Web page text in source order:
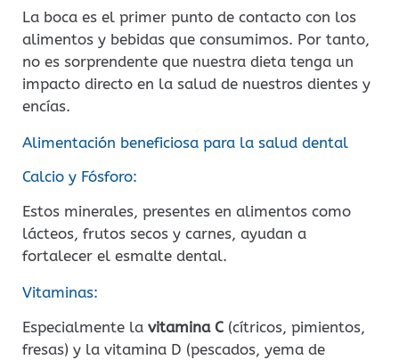
La boca es el primer punto de contacto con los
alimentos y bebidas que consumimos. Por tanto,
no es sorprendente que nuestra dieta tenga un
impacto directo en la salud de nuestros dientes y
encías.
Alimentación beneficiosa para la salud dental
Calcio y Fósforo:
Estos minerales, presentes en alimentos como
lácteos, frutos secos y carnes, ayudan a
fortalecer el esmalte dental.
Vitaminas:
Especialmente la vitamina C (cítricos, pimientos,
fresas) y la vitamina D (pescados, yema de